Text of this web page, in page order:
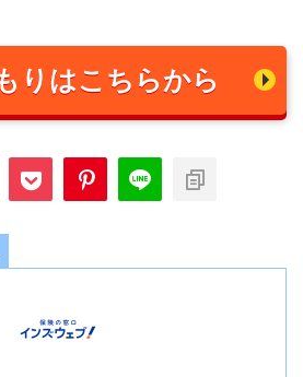
りはこちらから